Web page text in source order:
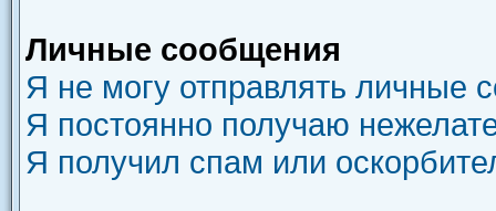
Личные сообщения
Я не могу отправлять личные
Я постоянно получаю
Я получил спам или